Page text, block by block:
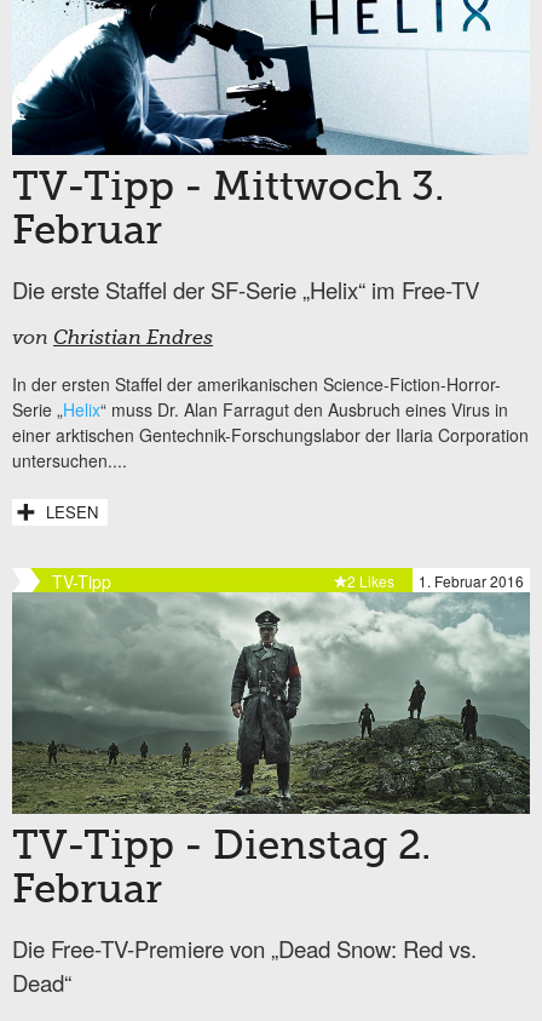
TV-Tipp - Mittwoch 3.
Februar
Die erste Staffel der SF-Serie „Helix“ im Free-TV
von Christian Endres
In der ersten Staffel der amerikanischen Science-Fiction-Horror-
Serie „Helix“ muss Dr. Alan Farragut den Ausbruch eines Virus in
einer arktischen Gentechnik-Forschungslabor der Ilaria Corporation
untersuchen....
LESEN
TV-Tipp 1. Februar 2016
2 Likes
TV-Tipp - Dienstag 2.
Februar
Die Free-TV-Premiere von „Dead Snow: Red vs.
Dead“